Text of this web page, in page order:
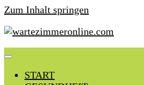
Zum Inhalt springen
START